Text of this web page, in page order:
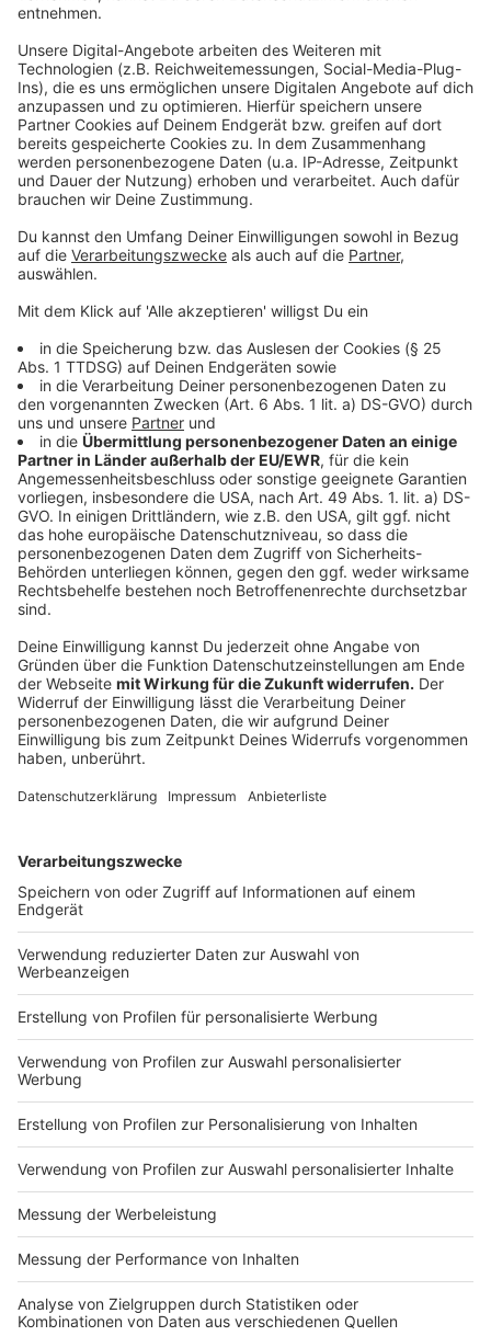
zur Outdoor-Jacke
Anzeige
Das Problem liegt in der breiten Anwendung dieser
Chemikalien: PFAS werden vor allem wegen ihrer
einzigartigen Eigenschaften eingesetzt. Sie sind
wasser-, öl- und schmutzabweisend. Diese Fähigkeiten
machen sie für Industrie und Verbraucher attraktiv.
Man findet PFAS deshalb in Feuerlöschmitteln, in
Beschichtungen von Textilien und Outdoor-
Ausrüstung, aber auch in Lebensmittelverpackungen.
Anzeige
©picture alliance/dpa | Daniel Karmann
PFAS sind allgegenwärtig: Sie finden sich in
Gewässern, Böden, Lebensmitteln und sogar im
menschlichen Blut. Besonders problematisch ist ihre
Verbreitung über Kläranlagen und kontaminierte Böden
Anzeige
Krebs, Leber- und Nierenschäden: PFAS
unter Verdacht
Anzeige
Genau hier liegt das Gesundheitsrisiko: Einige PFAS-
Leber- und Nierenschäden zu verursachen. Ein großes
gesundheitliches Fragezeichen, das die EU ernst
nimmt.
Die EU-Kommission und das EU-Parlament arbeiten
bereits an einer Regulierung und teilweise einem
Verbot dieser Chemikalien – ein kniffliges Unterfangen
allerdings. Denn wer PFAS verbietet, muss auch
Alternativen schaffen: Wie sollen dann
Feuerlöschmittel funktionieren? Wie lässt sich
machen?
Die Lage ist kompliziert: Nicht alle PFAS-Varianten
sind gleich gefährlich, und ein einfaches Verbot würde
ganze Industrien lahmlegen.
Autor: José Narciandi
Anzeige